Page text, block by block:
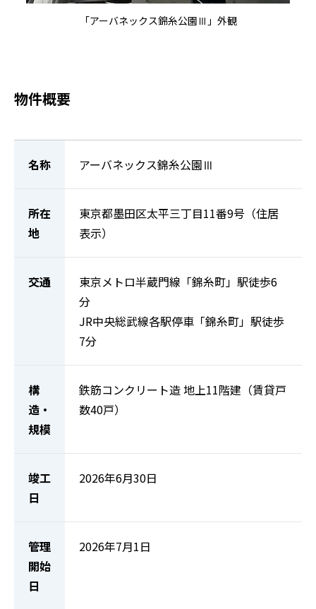
「アーバネックス錦糸公園Ⅲ」外観
物件概要
名称 アーバネックス錦糸公園Ⅲ
所在
地
東京都墨田区太平三丁目11番9号（住居
表示）
交通
東京メトロ半蔵門線「錦糸町」駅徒歩6
分
JR中央総武線各駅停車「錦糸町」駅徒歩
7分
構
造・
規模
鉄筋コンクリート造 地上11階建（賃貸戸
数40戸）
竣工
日
2026年6月30日
管理
開始
日
2026年7月1日